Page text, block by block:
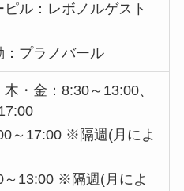
ピル：レボノルゲスト
：プラノバール
木・金：8:30～13:00、
～17:00 ※隔週(月によ
～13:00 ※隔週(月によ